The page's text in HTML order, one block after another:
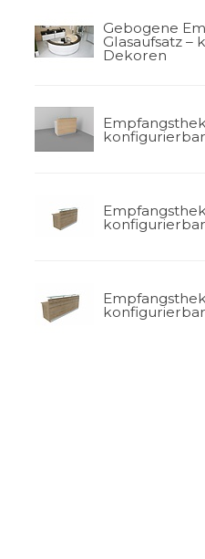
Gebogene
Glasaufsatz –
Dekoren